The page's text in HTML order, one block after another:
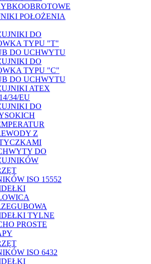
POŁOŻENIA
DO
TYPU "T"
DO UCHWYTU
DO
TYPU "C"
DO UCHWYTU
ATEX
34/EU
DO
Z
DO
ISO 15552
TYLNE
PROSTE
ISO 6432